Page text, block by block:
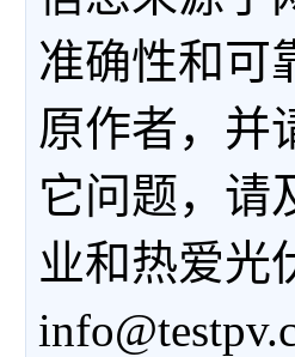
准确性和可
原作者，并
它问题，请
业和热爱光